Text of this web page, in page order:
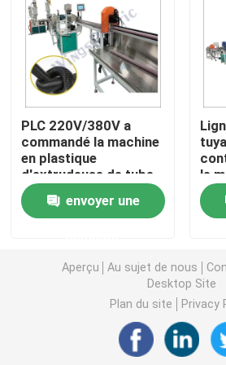
Machine d'extrudeuse de tuyau
Chaîne de production de tuyau
Machine d'extrudeuse de tuyau
Machine ondulée d'extrudeuse
Pp attachent la chaîne de
Machine en plastique
PLC 220V/380V a
commandé la machine
en plastique
d'extrudeuse de tube
avec le
refroidissement
d'air/par l'eau
envoyer une
le
Aperçu Au sujet de nous
Desktop Site
Plan du site
Privacy